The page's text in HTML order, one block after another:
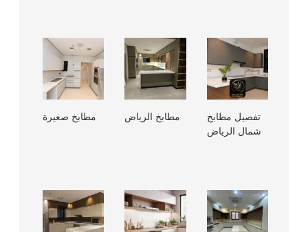
تفصيل مطابخ
شمال الرياض
مطابخ الرياض مطابخ صغيرة